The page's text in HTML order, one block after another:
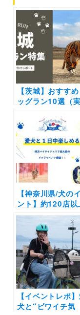
【茨城】おすす
ッグラン10選（
き） 無料ランや
グカフェ併設の
を厳選
【神奈川県/犬の
ント】約120店以
の店舗が出店
「YOKOHAMA
GOGO DOG FES
2024 春」（臨港
ーク）天然芝ド
ランも！4/20-4/
【イベントレポ
犬と“ビワイチ気